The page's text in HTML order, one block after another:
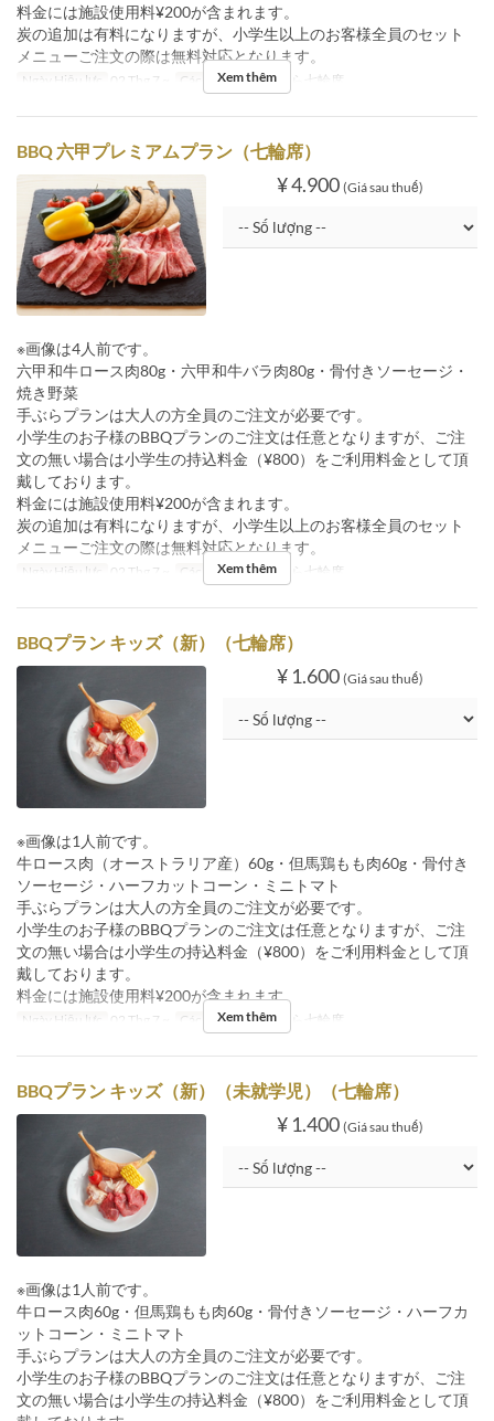
料金には施設使用料¥200が含まれます。
炭の追加は有料になりますが、小学生以上のお客様全員のセット
メニューご注文の際は無料対応となります。
Ngày Hiệu lực 02 Thg 7 ~ Các Loại Ghế 手ぶら七輪席
Xem thêm
BBQ 六甲プレミアムプラン（七輪席）
¥ 4.900 (Giá sau thuế)
※画像は4人前です。
六甲和牛ロース肉80g・六甲和牛バラ肉80g・骨付きソーセージ・
焼き野菜
手ぶらプランは大人の方全員のご注文が必要です。
小学生のお子様のBBQプランのご注文は任意となりますが、ご注
文の無い場合は小学生の持込料金（¥800）をご利用料金として頂
戴しております。
料金には施設使用料¥200が含まれます。
炭の追加は有料になりますが、小学生以上のお客様全員のセット
メニューご注文の際は無料対応となります。
Ngày Hiệu lực 02 Thg 7 ~ Các Loại Ghế 手ぶら七輪席
Xem thêm
BBQプラン キッズ（新）（七輪席）
¥ 1.600 (Giá sau thuế)
※画像は1人前です。
牛ロース肉（オーストラリア産）60g・但馬鶏もも肉60g・骨付き
ソーセージ・ハーフカットコーン・ミニトマト
手ぶらプランは大人の方全員のご注文が必要です。
小学生のお子様のBBQプランのご注文は任意となりますが、ご注
文の無い場合は小学生の持込料金（¥800）をご利用料金として頂
戴しております。
料金には施設使用料¥200が含まれます。
Ngày Hiệu lực 02 Thg 7 ~ Các Loại Ghế 手ぶら七輪席
Xem thêm
BBQプラン キッズ（新）（未就学児）（七輪席）
¥ 1.400 (Giá sau thuế)
※画像は1人前です。
牛ロース肉60g・但馬鶏もも肉60g・骨付きソーセージ・ハーフカ
ットコーン・ミニトマト
手ぶらプランは大人の方全員のご注文が必要です。
小学生のお子様のBBQプランのご注文は任意となりますが、ご注
文の無い場合は小学生の持込料金（¥800）をご利用料金として頂